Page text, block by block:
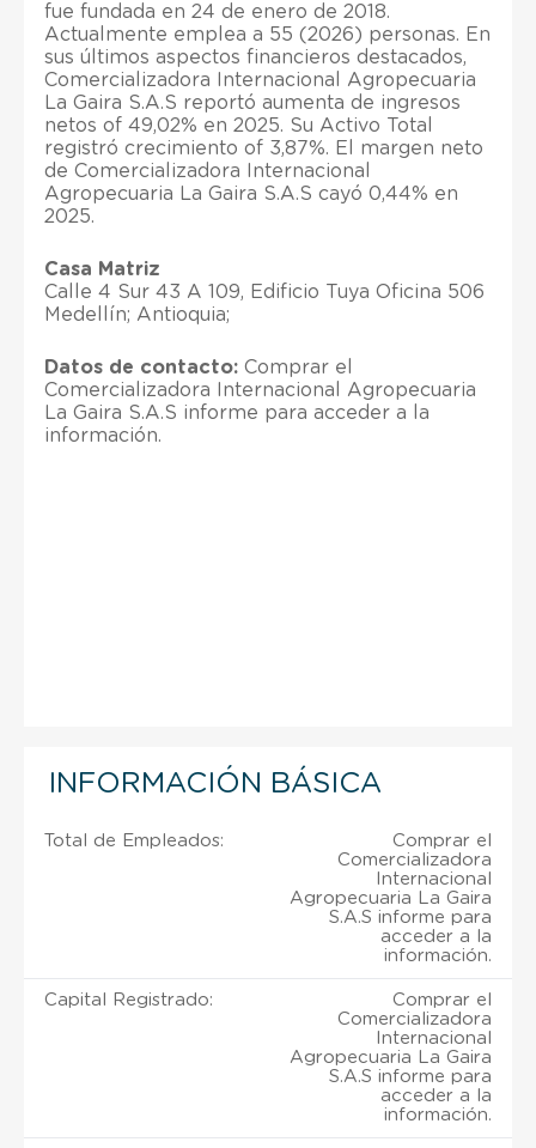
fue fundada en 24 de enero de 2018.
Actualmente emplea a 55 (2026) personas. En
sus últimos aspectos financieros destacados,
Comercializadora Internacional Agropecuaria
La Gaira S.A.S reportó aumenta de ingresos
netos of 49,02% en 2025. Su Activo Total
registró crecimiento of 3,87%. El margen neto
de Comercializadora Internacional
Agropecuaria La Gaira S.A.S cayó 0,44% en
2025.
Casa Matriz
Calle 4 Sur 43 A 109, Edificio Tuya Oficina 506
Medellín; Antioquia;
Datos de contacto: Comprar el
Comercializadora Internacional Agropecuaria
La Gaira S.A.S informe para acceder a la
información.
INFORMACIÓN BÁSICA
Total de Empleados:
Comprar el
Comercializadora
Internacional
Agropecuaria La Gaira
S.A.S informe para
acceder a la
información.
Capital Registrado:
Comprar el
Comercializadora
Internacional
Agropecuaria La Gaira
S.A.S informe para
acceder a la
información.